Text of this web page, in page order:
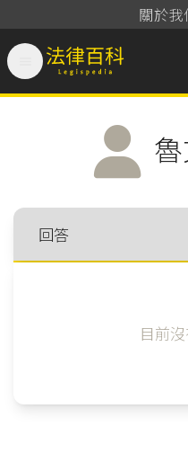
關於我
法律百科 Legispedia
目前